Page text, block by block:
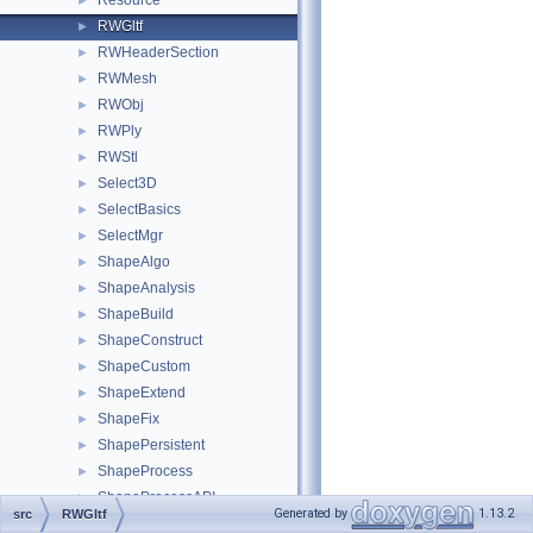
► RWGltf
► RWHeaderSection
► RWMesh
► RWObj
► RWPly
► RWStl
► Select3D
► SelectBasics
► SelectMgr
► ShapeAlgo
► ShapeAnalysis
► ShapeBuild
► ShapeConstruct
► ShapeCustom
► ShapeExtend
► ShapeFix
► ShapePersistent
► ShapeProcess
► ShapeProcessAPI
► ShapeUpgrade
src RWGltf Generated by 1.13.2